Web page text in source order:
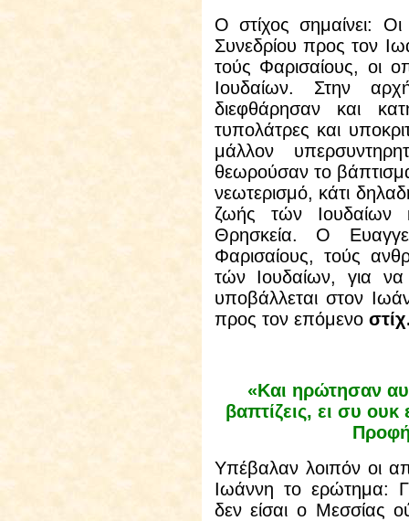
Ο στίχος σημαίνει:
Συνεδρίου προς τον
τούς Φαρισαίους, οι
Ιουδαίων. Στην
διεφθάρησαν και
τυπολάτρες και
μάλλον
θεωρούσαν το
νεωτερισμό, κάτι
ζωής τών Ιουδαίων
Θρησκεία. Ο
Φαρισαίους, τούς
τών Ιουδαίων, για να
υποβάλλεται στον
προς τον επόμενο
«Και ηρώτησαν
βαπτίζεις, ει συ
Υπέβαλαν λοιπόν οι
Ιωάννη το ερώτημα:
δεν είσαι ο Μεσσίας